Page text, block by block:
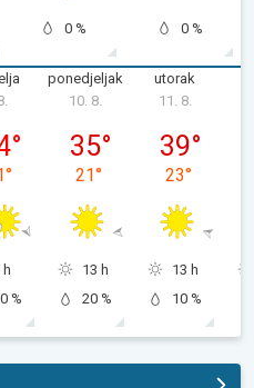
0 % 0 %
°
°
h
%
ponedjeljak
10. 8.
35°
21°
13 h
20 %
utorak
11. 8.
39°
23°
13 h
10 %